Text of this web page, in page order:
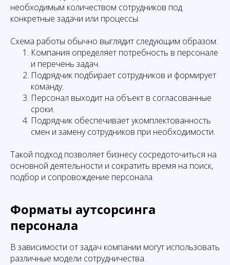
необходимым количеством сотрудников под
конкретные задачи или процессы.
Схема работы обычно выглядит следующим образом:
Компания определяет потребность в персонале
и перечень задач.
Подрядчик подбирает сотрудников и формирует
команду.
Персонал выходит на объект в согласованные
сроки.
Подрядчик обеспечивает укомплектованность
смен и замену сотрудников при необходимости.
Такой подход позволяет бизнесу сосредоточиться на
основной деятельности и сократить время на поиск,
подбор и сопровождение персонала.
Форматы аутсорсинга
персонала
В зависимости от задач компании могут использовать
различные модели сотрудничества.